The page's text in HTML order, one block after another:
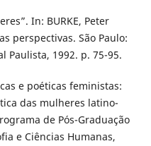
In: BURKE, Peter
perspectivas. São Paulo:
Paulista, 1992. p. 75-95.
e poéticas feministas:
das mulheres latino-
de Pós-Graduação
e Ciências Humanas,